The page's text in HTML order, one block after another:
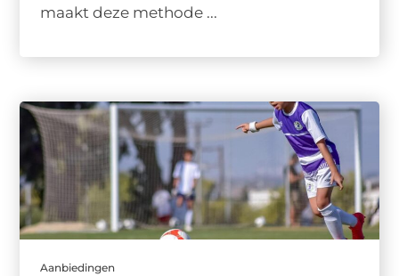
maakt deze methode ...
Aanbiedingen